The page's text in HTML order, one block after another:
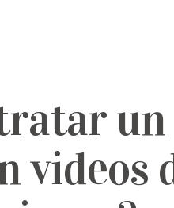
un
videos